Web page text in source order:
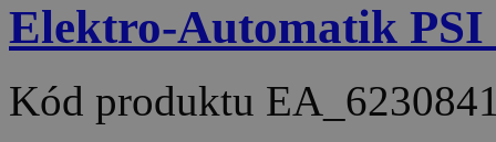
Elektro-Automatik PSI
Kód produktu